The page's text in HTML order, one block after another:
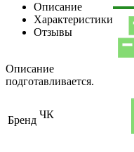
Описание
Характеристики
Отзывы
Описание
подготавливается.
Бренд ЧК